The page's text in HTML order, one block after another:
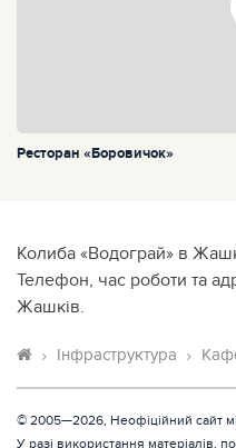
Ресторан «Боровичок»
Колиба «Водограй» в
Телефон, час роботи та
Жашків.
Інфраструктура
© 2005—2026, Неофіційний сайт
У разі використання матеріалів,